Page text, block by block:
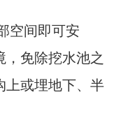
空间即可安
免除挖水池之
上或埋地下、半